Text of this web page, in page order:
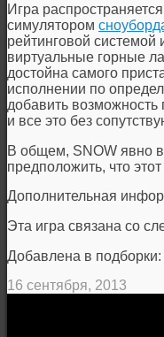
Игра
симулятором
рейтинговой
виртуальные горные
достойна самого
исполнении по
добавить возможность
и все это без
В общем, SNOW явно
предположить, что
Дополнительная
Эта игра связана со
Добавлена в подборки:
16 сентября, 2013